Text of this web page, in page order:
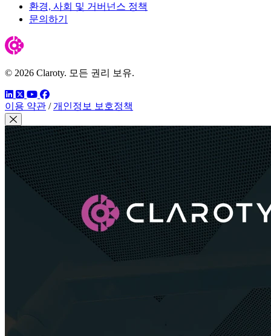
환경, 사회 및 거버넌스 정책
문의하기
© 2026 Claroty. 모든 권리 보유.
링크드인
트위터유튜브
페이스북
이용 약관 / 개인정보 보호정책
모달 닫기